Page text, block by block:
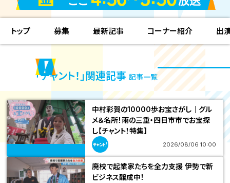
トップ 募集 最新記事 コーナー紹介 出
「チャント！」関連記事記事一覧
2026/08/06 10:00
中村彩賀の10000歩お宝さがし｜グル
メ＆名所！雨の三重・四日市市でお宝探
し【チャント！特集】
廃校で起業家たちを全力支援 伊勢で新
ビジネス醸成中！